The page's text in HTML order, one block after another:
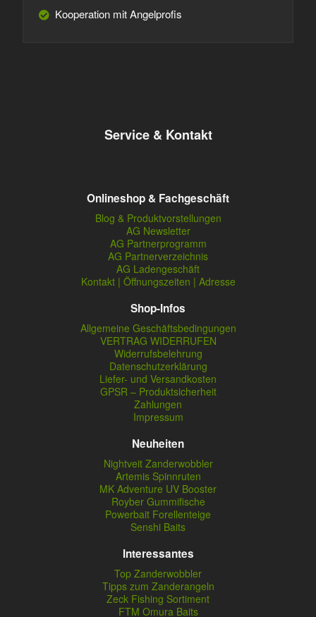
Kooperation mit Angelprofis
Service & Kontakt
Onlineshop & Fachgeschäft
Blog & Produktvorstellungen
AG Newsletter
AG Partnerprogramm
AG Partnerverzeichnis
AG Ladengeschäft
Kontakt | Öffnungszeiten | Adresse
Shop-Infos
Allgemeine Geschäftsbedingungen
VERTRAG WIDERRUFEN
Widerrufsbelehrung
Datenschutzerklärung
Liefer- und Versandkosten
GPSR – Produktsicherheit
Zahlungen
Impressum
Neuheiten
Nightveit Zanderwobbler
Artemis Spinnruten
MK Adventure UV Booster
Royber Gummifische
Powerbait Forellenteige
Senshi Baits
Interessantes
Top Zanderwobbler
Tipps zum Zanderangeln
Zeck Fishing Sortiment
FTM Omura Baits